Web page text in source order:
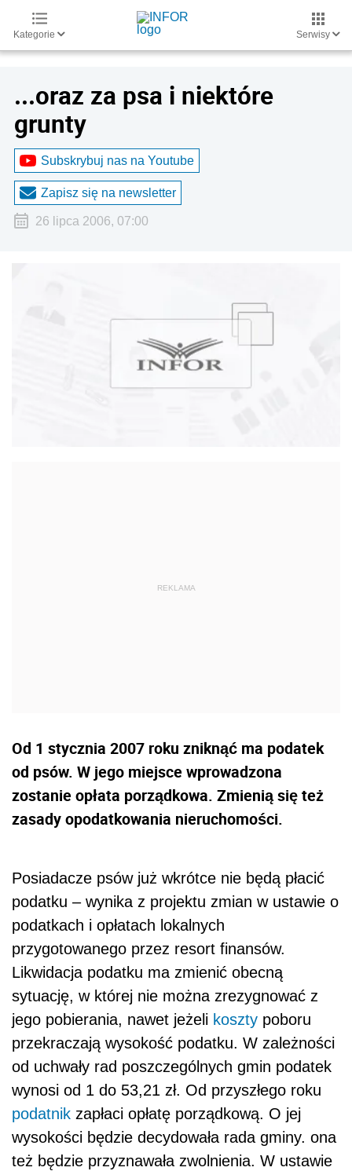
Kategorie Serwisy
...oraz za psa i niektóre
grunty
Subskrybuj nas na Youtube
Zapisz się na newsletter
26 lipca 2006, 07:00
Od 1 stycznia 2007 roku zniknąć ma podatek
od psów. W jego miejsce wprowadzona
zostanie opłata porządkowa. Zmienią się też
zasady opodatkowania nieruchomości.
Posiadacze psów już wkrótce nie będą płacić
podatku – wynika z projektu zmian w ustawie o
podatkach i opłatach lokalnych
przygotowanego przez resort finansów.
Likwidacja podatku ma zmienić obecną
sytuację, w której nie można zrezygnować z
jego pobierania, nawet jeżeli koszty poboru
przekraczają wysokość podatku. W zależności
od uchwały rad poszczególnych gmin podatek
wynosi od 1 do 53,21 zł. Od przyszłego roku
podatnik zapłaci opłatę porządkową. O jej
wysokości będzie decydowała rada gminy. ona
też będzie przyznawała zwolnienia. W ustawie